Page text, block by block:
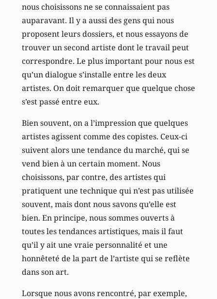
nous choisissons ne se connaissaient pas
auparavant. Il y a aussi des gens qui nous
proposent leurs dossiers, et nous essayons de
trouver un second artiste dont le travail peut
correspondre. Le plus important pour nous est
qu’un dialogue s’installe entre les deux
artistes. On doit remarquer que quelque chose
s’est passé entre eux.
Bien souvent, on a l’impression que quelques
artistes agissent comme des copistes. Ceux-ci
suivent alors une tendance du marché, qui se
vend bien à un certain moment. Nous
choisissons, par contre, des artistes qui
pratiquent une technique qui n’est pas utilisée
souvent, mais dont nous savons qu’elle est
bien. En principe, nous sommes ouverts à
toutes les tendances artistiques, mais il faut
qu’il y ait une vraie personnalité et une
honnêteté de la part de l’artiste qui se reflète
dans son art.
Lorsque nous avons rencontré, par exemple,